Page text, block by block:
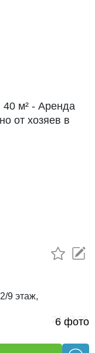
6 фото
2/9 этаж,
24.07.26